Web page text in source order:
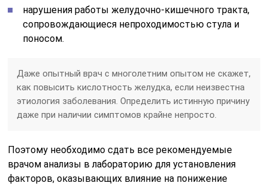
нарушения работы желудочно-кишечного тракта,
сопровождающиеся непроходимостью стула и
поносом.
Даже опытный врач с многолетним опытом не скажет,
как повысить кислотность желудка, если неизвестна
этиология заболевания. Определить истинную причину
даже при наличии симптомов крайне непросто.
Поэтому необходимо сдать все рекомендуемые
врачом анализы в лабораторию для установления
факторов, оказывающих влияние на понижение